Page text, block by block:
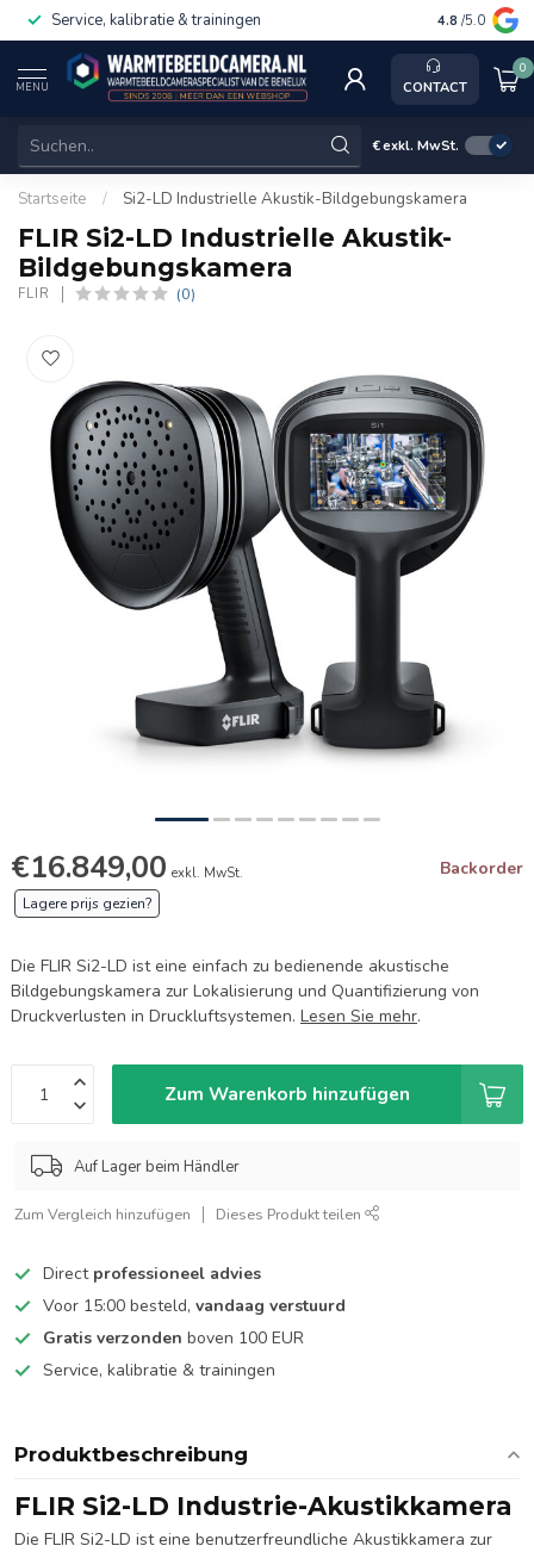
Service, kalibratie & trainingen 4.8 /5.0
MENU CONTACT
0
€exkl. MwSt.
Startseite / Si2-LD Industrielle Akustik-Bildgebungskamera
FLIR Si2-LD Industrielle Akustik-
Bildgebungskamera
FLIR (0)
€16.849,00 exkl. MwSt. Backorder
Lagere prijs gezien?
Die FLIR Si2-LD ist eine einfach zu bedienende akustische
Bildgebungskamera zur Lokalisierung und Quantifizierung von
Druckverlusten in Druckluftsystemen. Lesen Sie mehr.
Zum Warenkorb hinzufügen
Auf Lager beim Händler
Zum Vergleich hinzufügen Dieses Produkt teilen
Direct professioneel advies
Voor 15:00 besteld, vandaag verstuurd
Gratis verzonden boven 100 EUR
Service, kalibratie & trainingen
Produktbeschreibung
FLIR Si2-LD Industrie-Akustikkamera
Die FLIR Si2-LD ist eine benutzerfreundliche Akustikkamera zur